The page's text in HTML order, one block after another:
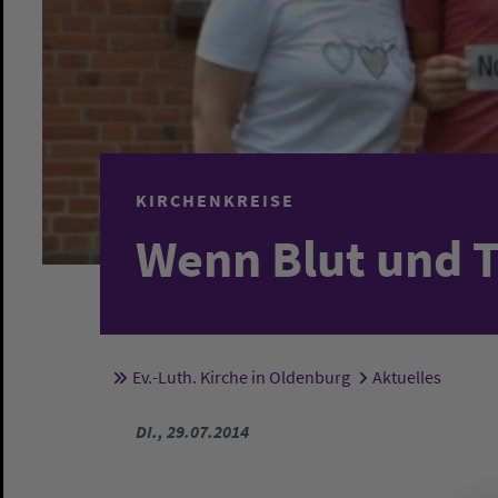
KIRCHENKREISE
Wenn Blut und
Sie sind hier:
Ev.-Luth. Kirche in Oldenburg Aktuelles
DI., 29.07.2014